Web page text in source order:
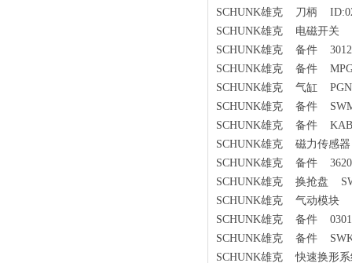
SCHUNK雄克 刀柄
SCHUNK雄克 电磁开关
SCHUNK雄克 备件
SCHUNK雄克 备件
SCHUNK雄克 气缸
SCHUNK雄克 备件
SCHUNK雄克 备件
SCHUNK雄克 磁力传感
SCHUNK雄克 备件
SCHUNK雄克 换抢盘
SCHUNK雄克 气动模块
SCHUNK雄克 备件
SCHUNK雄克 备件
SCHUNK雄克 快速换形